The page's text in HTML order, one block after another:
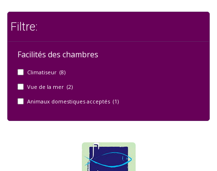
Filtre:
Facilités des chambres
Climatiseur (8)
Vue de la mer (2)
Animaux domestiques acceptés (1)